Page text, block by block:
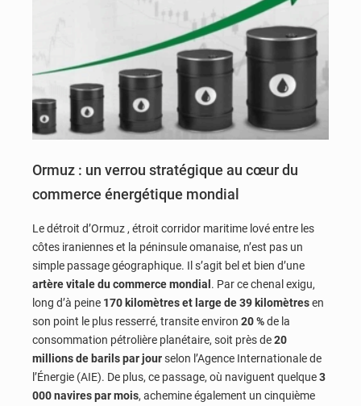
Ormuz : un verrou stratégique au cœur du
commerce énergétique mondial
Le détroit d’Ormuz , étroit corridor maritime lové entre les
côtes iraniennes et la péninsule omanaise, n’est pas un
simple passage géographique. Il s’agit bel et bien d’une
artère vitale du commerce mondial . Par ce chenal exigu,
long d’à peine 170 kilomètres et large de 39 kilomètresen
son point le plus resserré, transite environ 20 %de la
consommation pétrolière planétaire, soit près de20
millions de barils par jourselon l’Agence Internationale de
l’Énergie (AIE). De plus, ce passage, où naviguent quelque3
000 navires par mois, achemine également un cinquième